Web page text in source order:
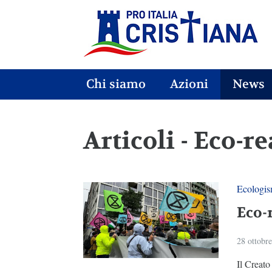
Chi siamo Azioni News
Articoli - Eco-
28
Il Creato